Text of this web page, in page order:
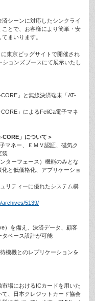
シーンに対応したシンクライ
とで、お客様により簡単・安
まいります。
東京ビッグサイトで開催され
ョンズブースにて展示いたし
」と無線決済端末「AT-
」によるFeliCa電子マネ
」について＞
マネー、ＥＭＶ認証、磁気ク
装
ターフェース）機能のみとな
と低価格化、アプリケーショ
リティーに優れたシステム構
archives/5139/
）を備え、決済データ、顧客
タベース設計が可能
機機とのレプリケーションを
場におけるICカードを用いた
、日本クレジットカード協会